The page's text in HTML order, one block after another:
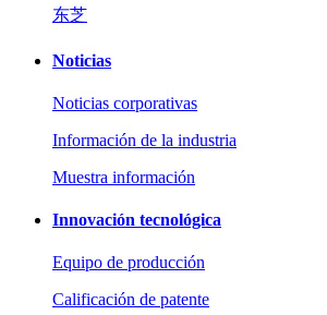
东芝
Noticias
Noticias corporativas
Información de la industria
Muestra información
Innovación tecnológica
Equipo de producción
Calificación de patente